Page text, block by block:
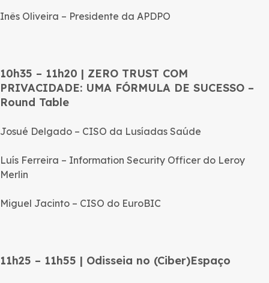
Inês Oliveira – Presidente da APDPO
10h35 – 11h20 | ZERO TRUST COM
PRIVACIDADE: UMA FÓRMULA DE SUCESSO –
Round Table
Josué Delgado – CISO da Lusíadas Saúde
Luís Ferreira – Information Security Officer do Leroy
Merlin
Miguel Jacinto – CISO do EuroBIC
11h25 – 11h55 | Odisseia no (Ciber)Espaço